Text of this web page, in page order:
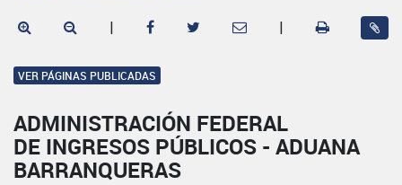
| |
VER PÁGINAS PUBLICADAS
ADMINISTRACIÓN FEDERAL
DE INGRESOS PÚBLICOS - ADUANA
BARRANQUERAS